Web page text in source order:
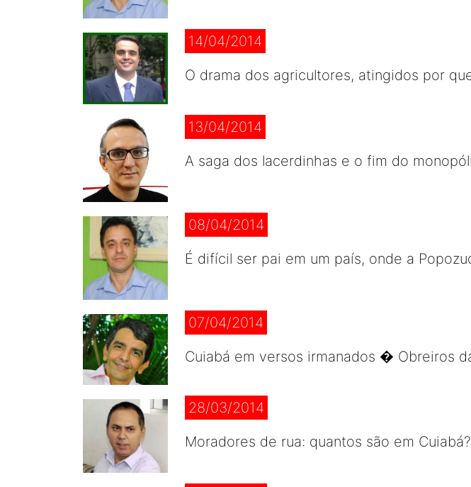
14/04/2014
O drama dos agricultores, atingidos por
13/04/2014
A saga dos lacerdinhas e o fim do
08/04/2014
É difícil ser pai em um país, onde a
07/04/2014
Cuiabá em versos irmanados � Obreiros
28/03/2014
Moradores de rua: quantos são em